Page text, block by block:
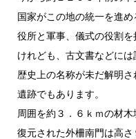
国家がこの地の統一を進め
役所と軍事、儀式の役割を
けれども、古文書などには
歴史上の名称が未だ解明
遺跡でもあります。
周囲を約３．６ｋｍの材木
復元された外柵南門は高